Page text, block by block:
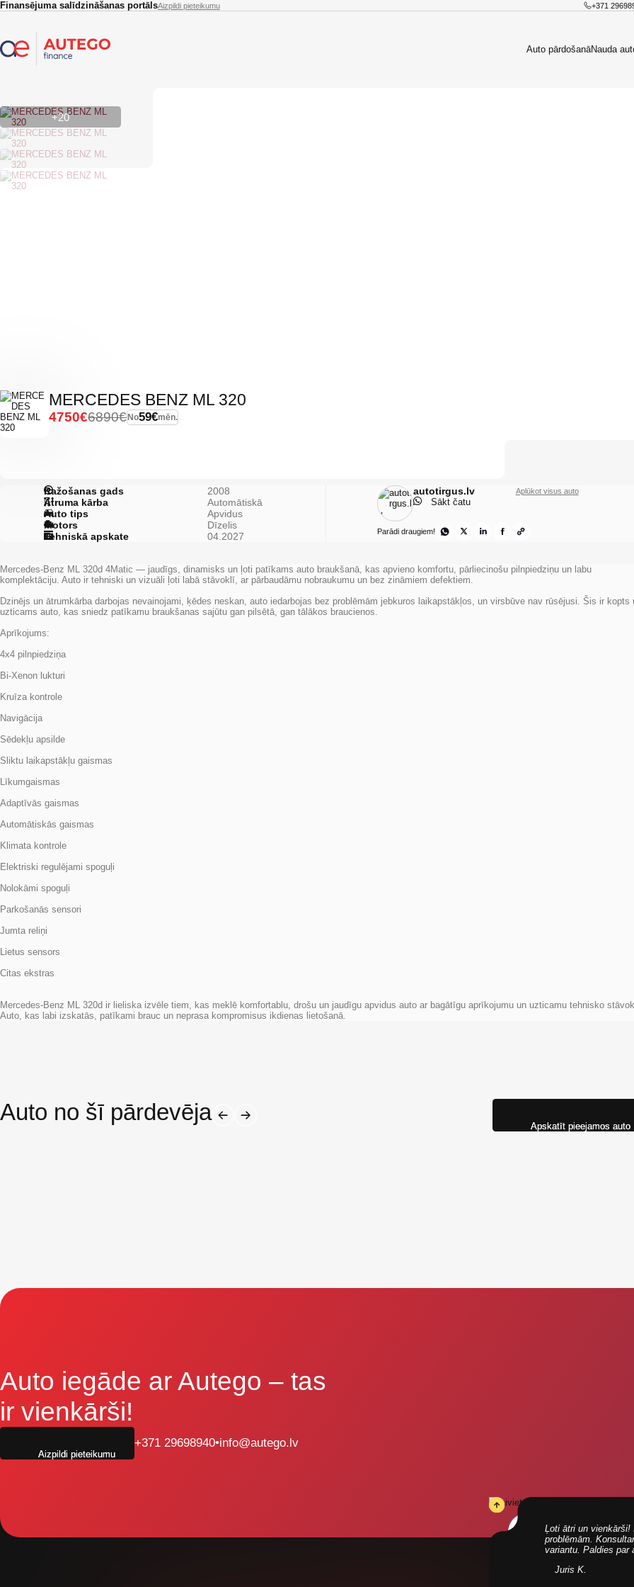
Skip to main content
Finansējuma salīdzināšanas portālsAizpildi pieteikumu +371
Auto pārdošanāNauda
+20
MERCEDES BENZ ML 320
No59€mēn.
6890€
4750€
Ražošanas gads
2008
Ātruma kārba
Automātiskā
Auto tips
Apvidus
Motors
Dīzelis
Tehniskā apskate
04.2027
autotirgus.lv
Sākt čatu
Aplūkot visus auto
Parādi draugiem!
Mercedes-Benz ML 320d 4Matic — jaudīgs, dinamisks un ļoti patīkams auto braukšanā, kas apvieno komfortu, pārliecinošu pilnpiedziņu un labu
komplektāciju. Auto ir tehniski un vizuāli ļoti labā stāvoklī, ar pārbaudāmu nobraukumu un bez zināmiem defektiem.
Dzinējs un ātrumkārba darbojas nevainojami, ķēdes neskan, auto iedarbojas bez problēmām jebkuros laikapstākļos, un virsbūve nav rūsējusi. Šis ir kopts
uzticams auto, kas sniedz patīkamu braukšanas sajūtu gan pilsētā, gan tālākos braucienos.
4x4 pilnpiedziņa
Bi-Xenon lukturi
Kruīza kontrole
Navigācija
Sēdekļu apsilde
Sliktu laikapstākļu gaismas
Līkumgaismas
Adaptīvās gaismas
Automātiskās gaismas
Klimata kontrole
Elektriski regulējami spoguļi
Nolokāmi spoguļi
Parkošanās sensori
Jumta reliņi
Lietus sensors
Citas ekstras
Mercedes-Benz ML 320d ir lieliska izvēle tiem, kas meklē komfortablu, drošu un jaudīgu apvidus auto ar bagātīgu aprīkojumu un uzticamu tehnisko
Auto, kas labi izskatās, patīkami brauc un neprasa kompromisus ikdienas lietošanā.
Auto no šī pārdevēja
Auto iegāde ar Autego – tas
ir vienkārši!
+371 29698940•info@autego.lv
Ļoti ātri un
problēmām.
variantu. Paldies par
Juris K.